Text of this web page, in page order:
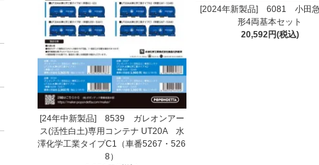
[24年中新製品] 8539 ガレオンアー
ス(活性白土)専用コンテナ UT20A 水
澤化学工業タイプC1（車番5267・526
8）
[2024年新製品] 6081 小田
形4両基本セット
20,592円(税込)